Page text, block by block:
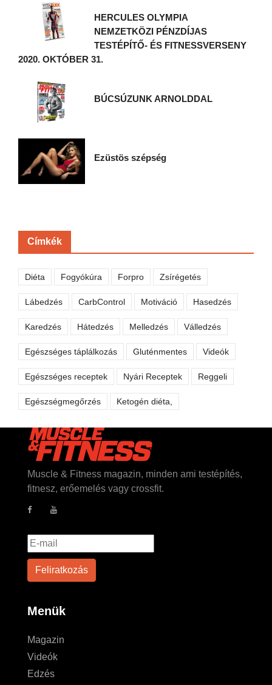
HERCULES OLYMPIA
NEMZETKÖZI PÉNZDÍJAS
TESTÉPÍTŐ- ÉS FITNESSVERSENY
2020. OKTÓBER 31.
BÚCSÚZUNK ARNOLDDAL
Ezüstös szépség
Címkék
Diéta Fogyókúra Forpro Zsírégetés
Lábedzés CarbControl Motiváció Hasedzés
Karedzés Hátedzés Melledzés Válledzés
Egészséges táplálkozás Gluténmentes Videók
Egészséges receptek Nyári Receptek Reggeli
Egészségmegőrzés Ketogén diéta,
Muscle & Fitness magazin, minden ami testépítés,
fitnesz, erőemelés vagy crossfit.
Menük
Magazin
Videók
Edzés